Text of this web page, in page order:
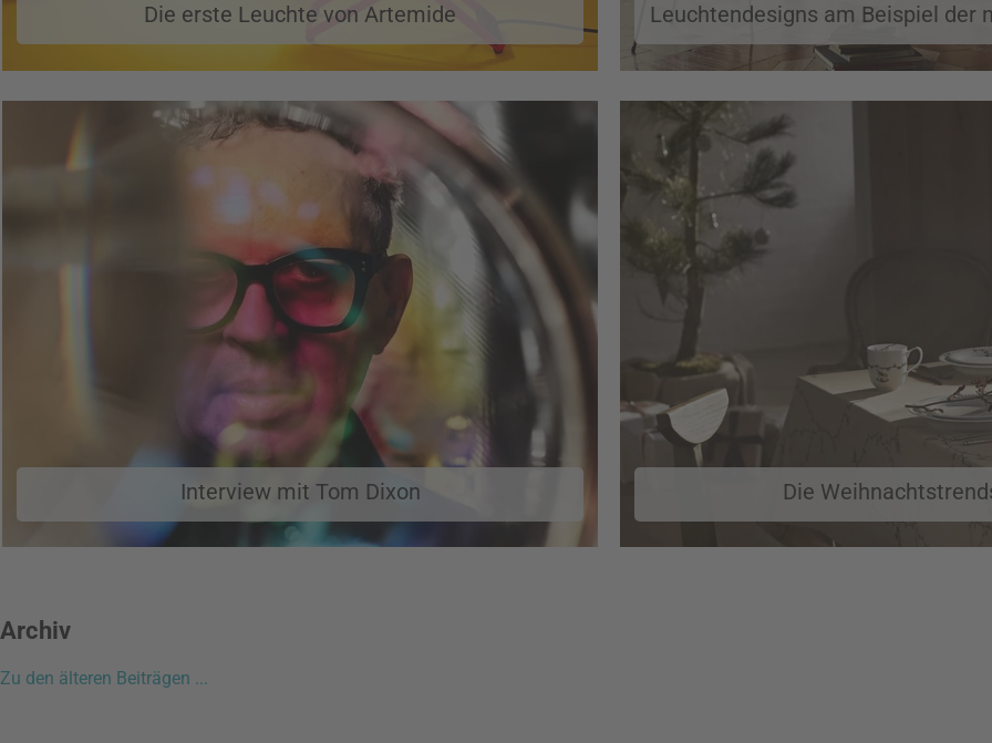
Die erste Leuchte von Artemide
Leuchtendesigns am Beispiel der
Interview mit Tom Dixon Die
Archiv
Zu den älteren Beiträgen ...